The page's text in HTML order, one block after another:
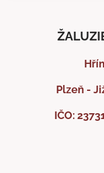
Plzeň -
IČO: